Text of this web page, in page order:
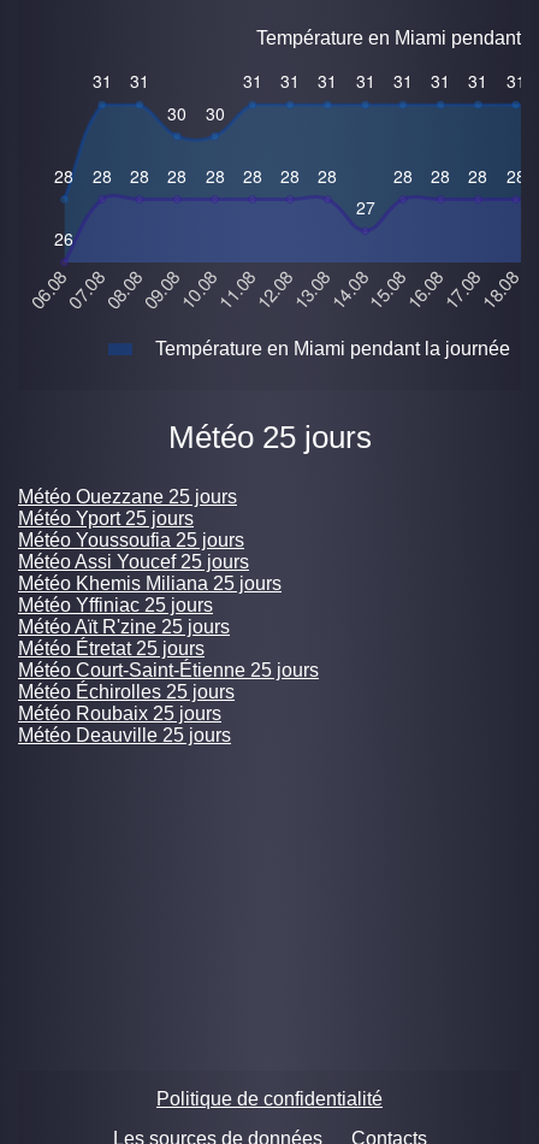
Température en Miami pendant
Température en Miami pendant la journée
Météo 25 jours
Météo Ouezzane 25 jours
Météo Yport 25 jours
Météo Youssoufia 25 jours
Météo Assi Youcef 25 jours
Météo Khemis Miliana 25 jours
Météo Yffiniac 25 jours
Météo Aït R'zine 25 jours
Météo Étretat 25 jours
Météo Court-Saint-Étienne 25 jours
Météo Échirolles 25 jours
Météo Roubaix 25 jours
Météo Deauville 25 jours
Politique de confidentialité
Les sources de données
Contacts